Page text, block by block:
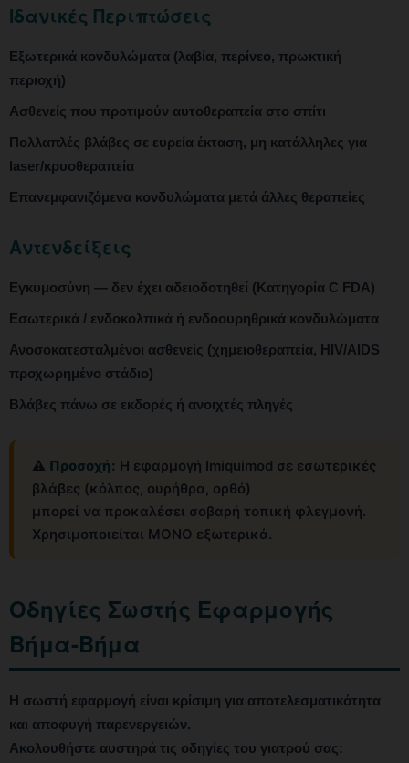
Ιδανικές Περιπτώσεις
Εξωτερικά κονδυλώματα (λαβία, περίνεο, πρωκτική
περιοχή)
Ασθενείς που προτιμούν αυτοθεραπεία στο σπίτι
Πολλαπλές βλάβες σε ευρεία έκταση, μη κατάλληλες για
laser/κρυοθεραπεία
Επανεμφανιζόμενα κονδυλώματα μετά άλλες θεραπείες
Αντενδείξεις
Εγκυμοσύνη — δεν έχει αδειοδοτηθεί (Κατηγορία C FDA)
Εσωτερικά / ενδοκολπικά ή ενδοουρηθρικά κονδυλώματα
Ανοσοκατεσταλμένοι ασθενείς (χημειοθεραπεία, HIV/AIDS
προχωρημένο στάδιο)
Βλάβες πάνω σε εκδορές ή ανοιχτές πληγές
⚠️ Προσοχή: Η εφαρμογή Imiquimod σε εσωτερικές
βλάβες (κόλπος, ουρήθρα, ορθό)
μπορεί να προκαλέσει σοβαρή τοπική φλεγμονή.
Χρησιμοποιείται ΜΟΝΟ εξωτερικά.
Οδηγίες Σωστής Εφαρμογής
Βήμα-Βήμα
Η σωστή εφαρμογή είναι κρίσιμη για αποτελεσματικότητα
και αποφυγή παρενεργειών.
Ακολουθήστε αυστηρά τις οδηγίες του γιατρού σας: